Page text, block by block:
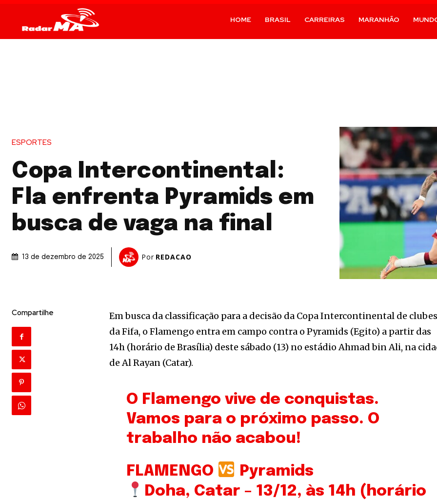
HOME BRASIL CARREIRAS MARANHÃO
ESPORTES
Copa Intercontinental:
Fla enfrenta Pyramids em
busca de vaga na final
13 de dezembro de 2025 Por REDACAO
Compartilhe
Em busca da classificação para a decisão da Copa Intercontinental de
da Fifa, o Flamengo entra em campo contra o Pyramids (Egito) a partir das
14h (horário de Brasília) deste sábado (13) no estádio Ahmad bin Ali, na
de Al Rayan (Catar).
O Flamengo vive de conquistas.
Vamos para o próximo passo. O
trabalho não acabou!
FLAMENGO
Pyramids
Doha, Catar – 13/12, às 14h (horário